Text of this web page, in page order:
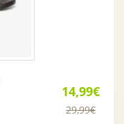
14,99€
29,99€